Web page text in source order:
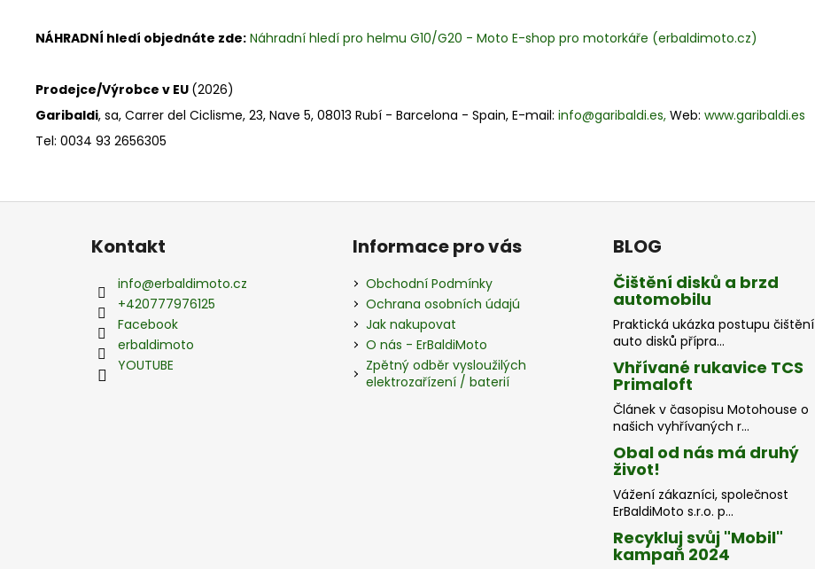
NÁHRADNÍ hledí objednáte zde: Náhradní hledí pro helmu G10/G20 - Moto E-shop pro motorkáře (erbaldimoto.cz)
Prodejce/Výrobce v EU (2026)
Garibaldi, sa, Carrer del Ciclisme, 23, Nave 5, 08013 Rubí - Barcelona - Spain, E-mail: info@garibaldi.es, Web: www.garibaldi.es
Tel: 0034 93 2656305
Z
Kontakt
info@erbaldimoto.cz
+420777976125
Facebook
erbaldimoto
YOUTUBE
Informace pro vás
Obchodní Podmínky
Ochrana osobních údajú
Jak nakupovat
O nás - ErBaldiMoto
Zpětný odběr vysloužilých
elektrozařízení / baterií
BLOG
Čištění disků a brzd
automobilu
Praktická ukázka postupu čištění
auto disků přípra...
Vhřívané rukavice TCS
Primaloft
Článek v časopisu Motohouse o
našich vyhřívaných r...
Obal od nás má druhý
život!
Vážení zákazníci, společnost
ErBaldiMoto s.r.o. p...
Recykluj svůj "Mobil"
kampaň 2024